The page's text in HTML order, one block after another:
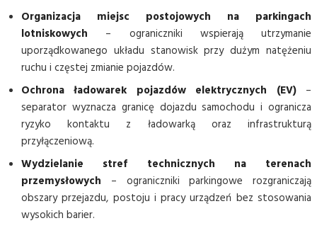
Organizacja miejsc postojowych na parkingach
lotniskowych – ograniczniki wspierają utrzymanie
uporządkowanego układu stanowisk przy dużym natężeniu
ruchu i częstej zmianie pojazdów.
Ochrona ładowarek pojazdów elektrycznych (EV)–
separator wyznacza granicę dojazdu samochodu i ogranicza
ryzyko kontaktu z ładowarką oraz infrastrukturą
przyłączeniową.
Wydzielanie stref technicznych na terenach
przemysłowych – ograniczniki parkingowe rozgraniczają
obszary przejazdu, postoju i pracy urządzeń bez stosowania
wysokich barier.